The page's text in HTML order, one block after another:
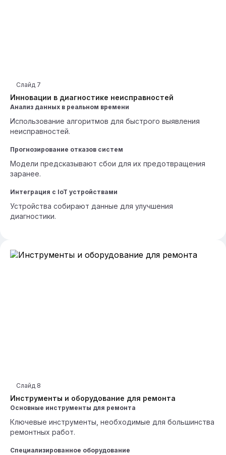
Инновации в диагностике неисправностей
Слайд 7
Анализ данных в реальном времени
Использование алгоритмов для быстрого выявления
неисправностей.
Прогнозирование отказов систем
Модели предсказывают сбои для их предотвращения
заранее.
Интеграция с IoT устройствами
Устройства собирают данные для улучшения
диагностики.
Инструменты и оборудование для ремонта
Слайд 8
Основные инструменты для ремонта
Ключевые инструменты, необходимые для большинства
ремонтных работ.
Специализированное оборудование